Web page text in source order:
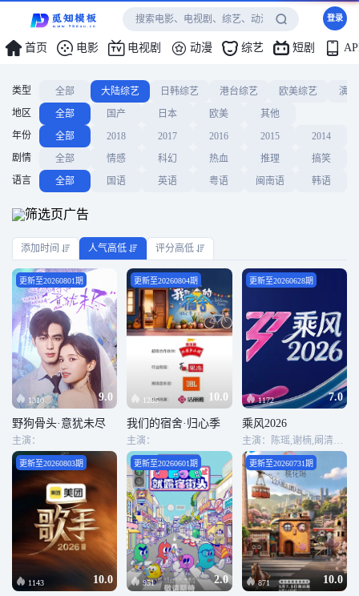
登录
首页 电影 电视剧 动漫 综艺 短剧
类型 全部 大陆综艺 日韩综艺 港台综艺 欧美综艺
演
地区
全部 国产 日本 欧美
其他
年份
全部 2018 2017 2016 2015
2014
剧情
全部 情感 科幻 热血 推理
搞笑
语言
全部 国语 英语 粤语 闽南语 韩语
添加时间 人气高低 评分高低
1310 9.0
更新至20260801期
野狗骨头·意犹未尽
主演：
1285 10.0
更新至20260804期
我们的宿舍·归心季
主演：
1172 7.0
更新至20260628期
乘风2026
主演：陈瑶,谢楠,阚清子,赵子琪,徐梦洁,张艺上,徐洁儿,唐艺昕,温峥嵘,陶昕然,萧蔷,叶一茜,张慧雯,孙怡,李心洁,黄灿灿,江语晨,李小冉,维妮娜,张月,代斯,范玮琪,曾沛慈,何宣林,安崎,乌兰图雅,王濛,陈凯琳,侯宇,万千惠
1143 10.0
更新至20260803期
951 2.0
更新至20260601期
871 10.0
更新至20260731期